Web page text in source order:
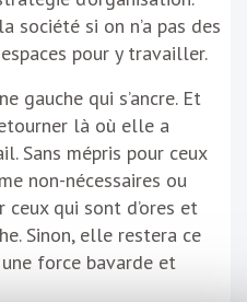
société si on n’a pas des
pour y travailler.
gauche qui s’ancre. Et
là où elle a
Sans mépris pour ceux
non-nécessaires ou
qui sont d’ores et
Sinon, elle restera ce
force bavarde et